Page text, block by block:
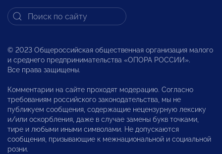
© 2023 Общероссийская общественная организация малого
и среднего предпринимательства «ОПОРА РОССИИ».
Все права защищены.
Комментарии на сайте проходят модерацию. Согласно
требованиям российского законодательства, мы не
публикуем сообщения, содержащие нецензурную лексику
и/или оскорбления, даже в случае замены букв точками,
тире и любыми иными символами. Не допускаются
сообщения, призывающие к межнациональной и социальной
розни.